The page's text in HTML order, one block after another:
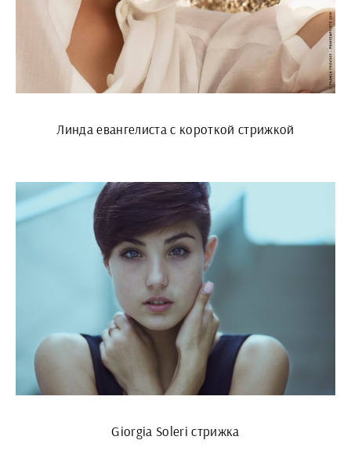
Линда евангелиста с короткой стрижкой
Giorgia Soleri стрижка